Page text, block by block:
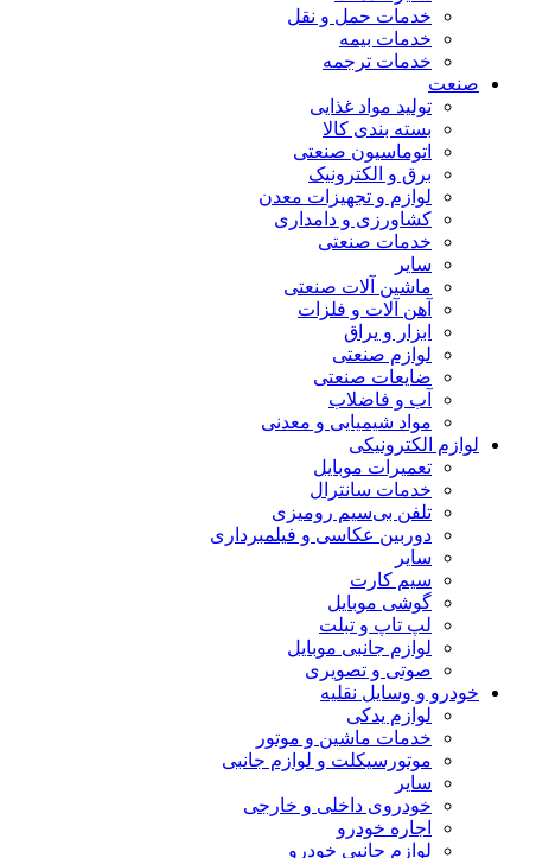
خدمات حمل و نقل
خدمات بیمه
خدمات ترجمه
صنعت
تولید مواد غذایی
بسته بندی کالا
اتوماسیون صنعتی
برق و الکترونیک
لوازم و تجهیزات معدن
کشاورزی و دامداری
خدمات صنعتی
سایر
ماشین آلات صنعتی
آهن آلات و فلزات
ابزار و یراق
لوازم صنعتی
ضایعات صنعتی
آب و فاضلاب
مواد شیمیایی و معدنی
لوازم الکترونیکی
تعمیرات موبایل
خدمات سانترال
تلفن بی‌سیم رومیزی
دوربین عکاسی و فیلمبرداری
سایر
سیم کارت
گوشی موبایل
لپ تاپ و تبلت
لوازم جانبی موبایل
صوتی و تصویری
خودرو و وسایل نقلیه
لوازم یدکی
خدمات ماشین و موتور
موتورسیکلت و لوازم جانبی
سایر
خودروی داخلی و خارجی
اجاره خودرو
لوازم جانبی خودرو